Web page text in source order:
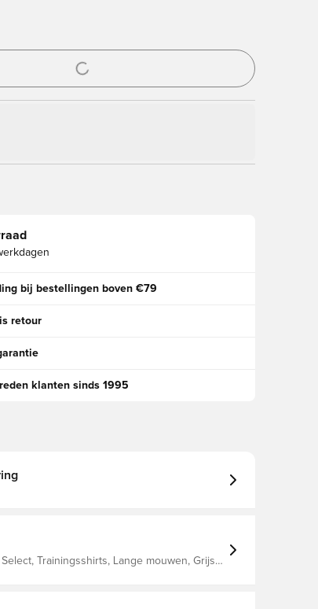
in te loggen of je aan te melden als lid
bij bestellingen boven €79
retour
klanten sinds 1995
Select, Trainingsshirts, Lange mouwen, Grijs,